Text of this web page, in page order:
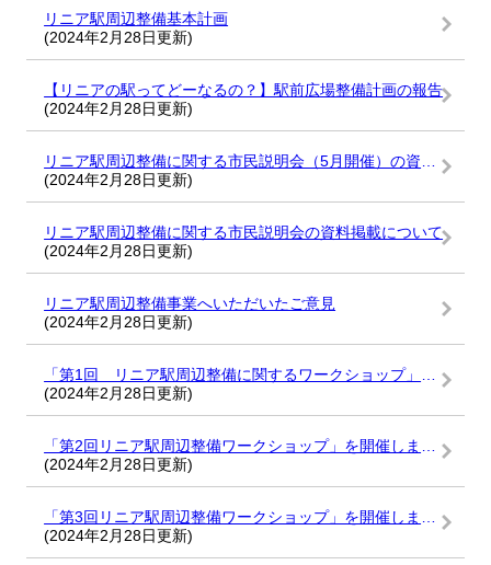
リニア駅周辺整備基本計画
(2024年2月28日更新)
【リニアの駅ってどーなるの？】駅前広場整備計画の報告
(2024年2月28日更新)
リニア駅周辺整備に関する市民説明会（5月開催）の資料掲載について
(2024年2月28日更新)
リニア駅周辺整備に関する市民説明会の資料掲載について
(2024年2月28日更新)
リニア駅周辺整備事業へいただいたご意見
(2024年2月28日更新)
「第1回 リニア駅周辺整備に関するワークショップ」を開催しました
(2024年2月28日更新)
「第2回リニア駅周辺整備ワークショップ」を開催しました
(2024年2月28日更新)
「第3回リニア駅周辺整備ワークショップ」を開催しました
(2024年2月28日更新)